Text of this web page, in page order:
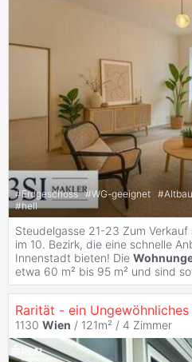
#Erdgeschoss #WG-geeignet #Altbau
#hell
Steudelgasse 21-23 Zum
im 10. Bezirk, die eine schnelle
Innenstadt bieten! Die
etwa 60 m² bis 95 m² und sind
1130 Wien / 121m² / 4 Zimmer